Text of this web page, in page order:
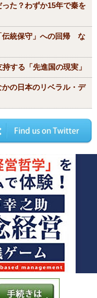
った？わずか15年で秦を
伝統保守」への回帰 な
する「先進国の現実」
かの日本のリベラル・デ